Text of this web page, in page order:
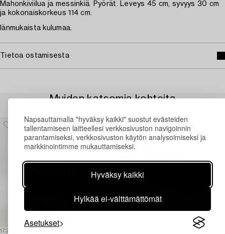
Napsauttamalla "hyväksy kaikki" suostut evästeiden
tallentamiseen laitteellesi verkkosivuston navigoinnin
parantamiseksi, verkkosivuston käytön analysoimiseksi ja
markkinointimme mukauttamiseksi.
Hyväksy kaikki
Hylkää ei-välttämättömät
Asetukset
Mahonkiviilua ja messinkiä. Pyörät. Leveys 45 cm, syvyys 30 cm
ja kokonaiskorkeus 114 cm.
Iänmukaista kulumaa.
Tietoa ostamisesta
Muiden katsomia kohteita
1726414